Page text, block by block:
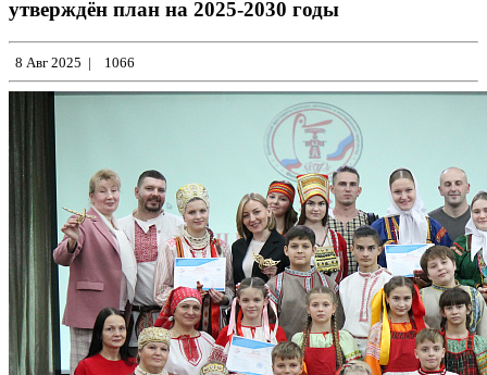
утверждён план на 2025-2030 годы
8 Авг 2025 | 1066